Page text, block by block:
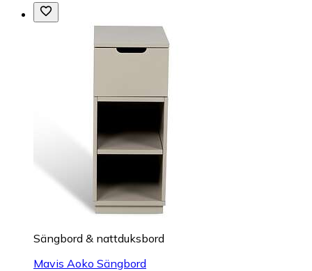
Sängbord & nattduksbord
Mavis Aoko Sängbord